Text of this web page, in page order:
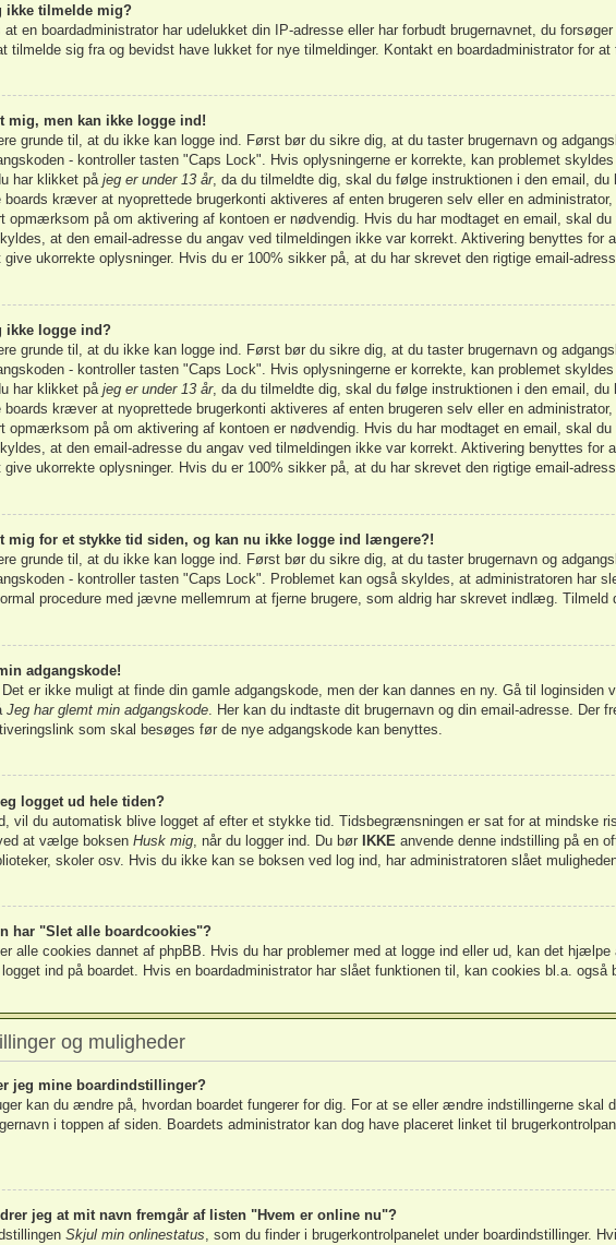
ikke tilmelde mig?
en boardadministrator har udelukket din IP-adresse eller har forbudt brugernavnet, du
tilmelde sig fra og bevidst have lukket for nye tilmeldinger. Kontakt en boardadministrator for at
mig, men kan ikke logge ind!
grunde til, at du ikke kan logge ind. Først bør du sikre dig, at du taster brugernavn og
- kontroller tasten "Caps Lock". Hvis oplysningerne er korrekte, kan problemet
har klikket påjeg er under 13 år, da du tilmeldte dig, skal du følge instruktionen i den email,
boards kræver at nyoprettede brugerkonti aktiveres af enten brugeren selv eller en
opmærksom på om aktivering af kontoen er nødvendig. Hvis du har modtaget en email, skal
at den email-adresse du angav ved tilmeldingen ikke var korrekt. Aktivering benyttes for
ukorrekte oplysninger. Hvis du er 100% sikker på, at du har skrevet den rigtige email-
ikke logge ind?
grunde til, at du ikke kan logge ind. Først bør du sikre dig, at du taster brugernavn og
- kontroller tasten "Caps Lock". Hvis oplysningerne er korrekte, kan problemet
har klikket påjeg er under 13 år, da du tilmeldte dig, skal du følge instruktionen i den email,
boards kræver at nyoprettede brugerkonti aktiveres af enten brugeren selv eller en
opmærksom på om aktivering af kontoen er nødvendig. Hvis du har modtaget en email, skal
at den email-adresse du angav ved tilmeldingen ikke var korrekt. Aktivering benyttes for
ukorrekte oplysninger. Hvis du er 100% sikker på, at du har skrevet den rigtige email-
mig for et stykke tid siden, og kan nu ikke logge ind længere?!
grunde til, at du ikke kan logge ind. Først bør du sikre dig, at du taster brugernavn og
- kontroller tasten "Caps Lock". Problemet kan også skyldes, at administratoren har
procedure med jævne mellemrum at fjerne brugere, som aldrig har skrevet indlæg. Tilmeld
adgangskode!
er ikke muligt at finde din gamle adgangskode, men der kan dannes en ny. Gå til loginsiden
Jeg har glemt min adgangskode. Her kan du indtaste dit brugernavn og din email-adresse. Der
som skal besøges før de nye adgangskode kan benyttes.
logget ud hele tiden?
vil du automatisk blive logget af efter et stykke tid. Tidsbegrænsningen er sat for at mindske
at vælge boksen Husk mig, når du logger ind. Du bør IKKE anvende denne indstilling på en
skoler osv. Hvis du ikke kan se boksen ved log ind, har administratoren slået
har "Slet alle boardcookies"?
alle cookies dannet af phpBB. Hvis du har problemer med at logge ind eller ud, kan det
ind på boardet. Hvis en boardadministrator har slået funktionen til, kan cookies bl.a.
og muligheder
jeg mine boardindstillinger?
kan du ændre på, hvordan boardet fungerer for dig. For at se eller ændre indstillingerne skal
i toppen af siden. Boardets administrator kan dog have placeret linket til
jeg at mit navn fremgår af listen "Hvem er online nu"?
Skjul min onlinestatus, som du finder i brugerkontrolpanelet under boardindstillinger.